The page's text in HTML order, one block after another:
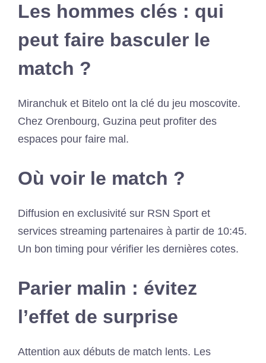
Les hommes clés : qui
peut faire basculer le
match ?
Miranchuk et Bitelo ont la clé du jeu moscovite.
Chez Orenbourg, Guzina peut profiter des
espaces pour faire mal.
Où voir le match ?
Diffusion en exclusivité sur RSN Sport et
services streaming partenaires à partir de 10:45.
Un bon timing pour vérifier les dernières cotes.
Parier malin : évitez
l’effet de surprise
Attention aux débuts de match lents. Les